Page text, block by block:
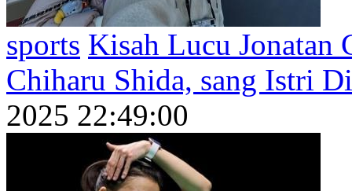
sports Kisah Lucu Jonatan
Chiharu Shida, sang Istri
2025 22:49:00